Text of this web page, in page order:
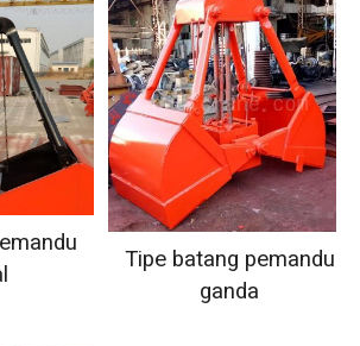
Tipe batang pemandu
ganda